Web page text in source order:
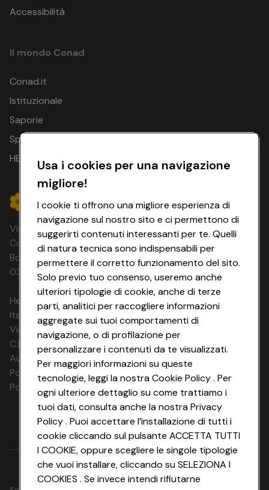
Accessibilità
Il mondo Conad
Conad.it
Istituzionale
Saporie
Spesa Online
HEYCONAD
Via Michelino, 59 | 40127 BOLOGNA
Codice Fiscale e Registro Imprese di
Bologna 00865960157 PARTITA IVA
03320960374 CONAD SOC. COOP.
HeyConad Viaggi è un servizio gestito da
Italia Travel Marketing S.r.l.
Via Chiesolina 8 | 37066 Sommacampagna (VR)
C.F. e P.IVA: 03816060234
Aut. Prov Verona n. 4737/10
Polizza Ass. RC n. 177765037
Polizza Ass. Protection n. 6006000083/F
Usa i cookies per una navigazione
migliore!
I cookie ti offrono una migliore esperienza di
navigazione sul nostro sito e ci permettono di
suggerirti contenuti interessanti per te. Quelli
di natura tecnica sono indispensabili per
permettere il corretto funzionamento del sito.
Solo previo tuo consenso, useremo anche
ulteriori tipologie di cookie, anche di terze
parti, analitici per raccogliere informazioni
aggregate sui tuoi comportamenti di
navigazione, o di profilazione per
personalizzare i contenuti da te visualizzati.
Per maggiori informazioni su queste
tecnologie, leggi la nostra Cookie Policy . Per
ogni ulteriore dettaglio su come trattiamo i
tuoi dati, consulta anche la nostra Privacy
Policy . Puoi accettare l’installazione di tutti i
cookie cliccando sul pulsante ACCETTA TUTTI
I COOKIE, oppure scegliere le singole tipologie
che vuoi installare, cliccando su SELEZIONA I
COOKIES . Se invece intendi rifiutarne